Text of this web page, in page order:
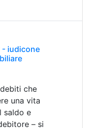
- iudicone
che
una vita
saldo e
– si